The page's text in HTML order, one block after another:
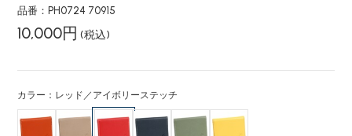
品番：PH0724 70915
10,000円 (税込)
カラー：レッド／アイボリーステッチ